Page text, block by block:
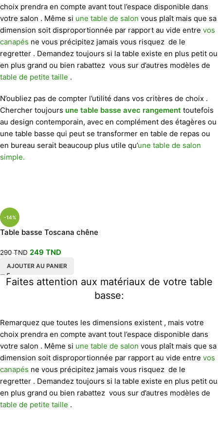
choix prendra en compte avant tout l’espace disponible dans
votre salon . Même si une table de salon vous plaît mais que sa
dimension soit disproportionnée par rapport au vide entre vos
canapés ne vous précipitez jamais vous risquez de le
regretter . Demandez toujours si la table existe en plus petit ou
en plus grand ou bien rabattez vous sur d’autres modèles de
table de petite taille .
N’oubliez pas de compter l’utilité dans vos critères de choix .
Chercher toujours une table basse avec rangement toutefois
au design contemporain, avec en complément des étagères ou
une table basse qui peut se transformer en table de repas ou
en bureau serait beaucoup plus utile qu’une table de salon
simple.
-14%
Table basse Toscana chêne
290TND 249 TND
AJOUTER AU PANIER
Faites attention aux matériaux de votre table
basse:
Remarquez que toutes les dimensions existent , mais votre
choix prendra en compte avant tout l’espace disponible dans
votre salon . Même si une table de salon vous plaît mais que sa
dimension soit disproportionnée par rapport au vide entre vos
canapés ne vous précipitez jamais vous risquez de le
regretter . Demandez toujours si la table existe en plus petit ou
en plus grand ou bien rabattez vous sur d’autres modèles de
table de petite taille .